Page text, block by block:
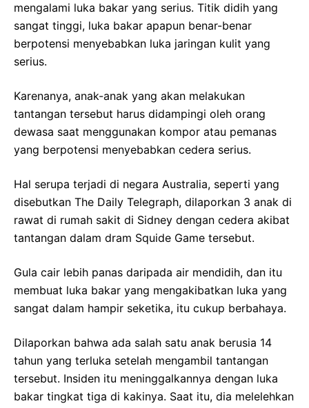
mengalami luka bakar yang serius. Titik didih yang
sangat tinggi, luka bakar apapun benar-benar
berpotensi menyebabkan luka jaringan kulit yang
serius.
Karenanya, anak-anak yang akan melakukan
tantangan tersebut harus didampingi oleh orang
dewasa saat menggunakan kompor atau pemanas
yang berpotensi menyebabkan cedera serius.
Hal serupa terjadi di negara Australia, seperti yang
disebutkan The Daily Telegraph, dilaporkan 3 anak di
rawat di rumah sakit di Sidney dengan cedera akibat
tantangan dalam dram Squide Game tersebut.
Gula cair lebih panas daripada air mendidih, dan itu
membuat luka bakar yang mengakibatkan luka yang
sangat dalam hampir seketika, itu cukup berbahaya.
Dilaporkan bahwa ada salah satu anak berusia 14
tahun yang terluka setelah mengambil tantangan
tersebut. Insiden itu meninggalkannya dengan luka
bakar tingkat tiga di kakinya. Saat itu, dia melelehkan